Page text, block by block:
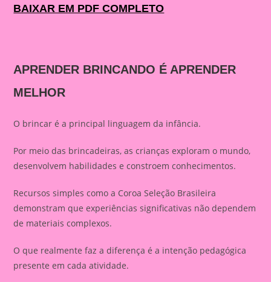
BAIXAR EM PDF COMPLETO
APRENDER BRINCANDO É APRENDER
MELHOR
O brincar é a principal linguagem da infância.
Por meio das brincadeiras, as crianças exploram o mundo,
desenvolvem habilidades e constroem conhecimentos.
Recursos simples como a Coroa Seleção Brasileira
demonstram que experiências significativas não dependem
de materiais complexos.
O que realmente faz a diferença é a intenção pedagógica
presente em cada atividade.